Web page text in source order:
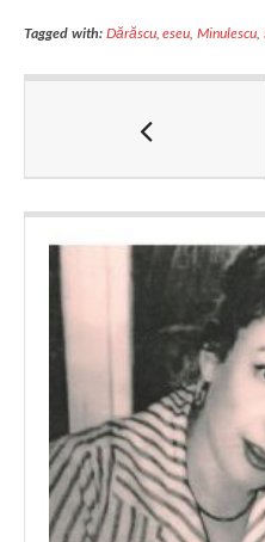
Tagged with: Dărăscu,eseu,Minulescu,